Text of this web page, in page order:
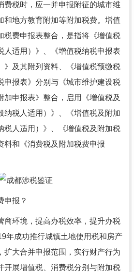
费税时，应一并申报附征的城市维
和地方教育附加等附加税费。增值
税费申报表整合，是指将《增值税
人适用）》、《增值税纳税申报表
》及其附列资料、《增值税预缴税
申报表》分别与《城市维护建设税
加申报表》整合，启用《增值税及
纳税人适用）》、《增值税及附加
税人适用）》、《增值税及附加税
料和《消费税及附加税费申报
申报？
商环境，提高办税效率，提升办税
年成功推行城镇土地使用税和房产
扩大合并申报范围，实行财产行为
开展增值税、消费税分别与附加税